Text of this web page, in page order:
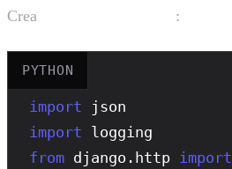
Crea :
PYTHON
import
import
from django.http import